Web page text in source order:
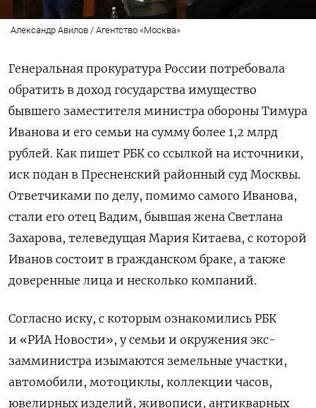
Александр Авилов / Агентство «Москва»
Генеральная прокуратура России потребовала
обратить в доход государства имущество
бывшего заместителя министра обороны Тимура
Иванова и его семьи на сумму более 1,2 млрд
рублей. Как пишет РБК со ссылкой на источники,
иск подан в Пресненский районный суд Москвы.
Ответчиками по делу, помимо самого Иванова,
стали его отец Вадим, бывшая жена Светлана
Захарова, телеведущая Мария Китаева, с которой
Иванов состоит в гражданском браке, а также
доверенные лица и несколько компаний.
Согласно иску, с которым ознакомились РБК
и «РИА Новости», у семьи и окружения экс-
замминистра изымаются земельные участки,
автомобили, мотоциклы, коллекции часов,
ювелирных изделий, живописи, антикварных